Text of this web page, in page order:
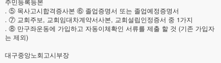
. ⑤ 목사고시합격증사본 ⑥ 졸업증명서 또는 졸업예정증명서
. ⑦ 교회주보, 교회임대차계약서사본, 교회설립인정증서 중 1가지
. ⑧ 만구좌운동에 가입하고 자동이체확인 서류를 제출 할 것 (기존 가입자
는 제외)
대구중앙노회고시부장